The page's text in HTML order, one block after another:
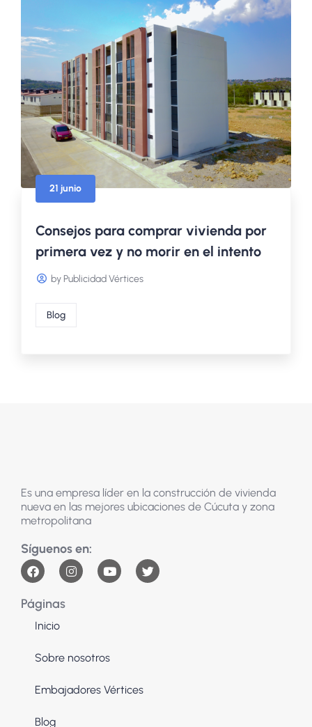
21 junio
Consejos para comprar vivienda por
primera vez y no morir en el intento
by Publicidad Vértices
Blog
Es una empresa líder en la construcción de vivienda
nueva en las mejores ubicaciones de Cúcuta y zona
metropolitana
Páginas
Inicio
Sobre nosotros
Embajadores Vértices
Blog